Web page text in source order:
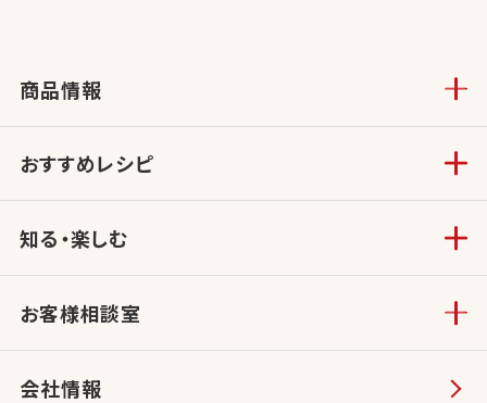
商品情報
おすすめレシピ
知る・楽しむ
お客様相談室
会社情報